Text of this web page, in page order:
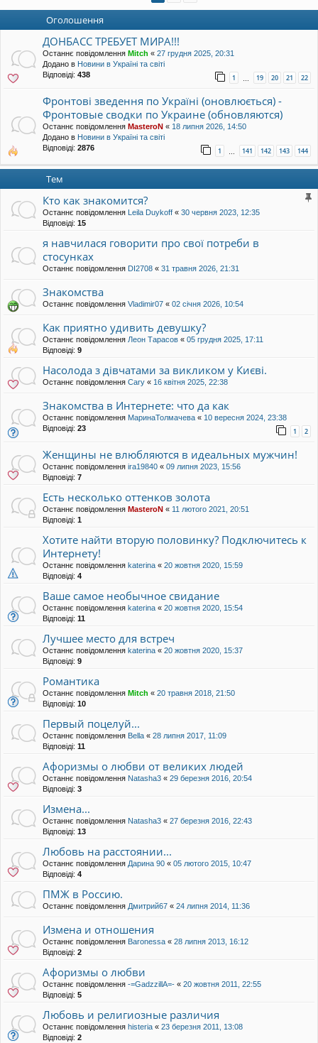
уп
Оголошення
ДОНБАСС ТРЕБУЕТ МИРА!!!
Останнє повідомлення Mitch « 27 грудня 2025, 20:31
Додано в Новини в Україні та світі
Відповіді: 438 1 … 19 20 21 22
Фронтові зведення по Україні (оновлюється) -
Фронтовые сводки по Украине (обновляются)
Останнє повідомлення MasteroN « 18 липня 2026, 14:50
Додано в Новини в Україні та світі
Відповіді: 2876 1 … 141 142 143 144
Тем
Кто как знакомится?
Останнє повідомлення Leila Duykoff « 30 червня 2023, 12:35
Відповіді: 15
я навчилася говорити про свої потреби в
стосунках
Останнє повідомлення DI2708 « 31 травня 2026, 21:31
Знакомства
Останнє повідомлення Vladimir07 « 02 січня 2026, 10:54
Как приятно удивить девушку?
Останнє повідомлення Леон Тарасов « 05 грудня 2025, 17:11
Відповіді: 9
Насолода з дівчатами за викликом у Києві.
Останнє повідомлення Cary « 16 квітня 2025, 22:38
Знакомства в Интернете: что да как
Останнє повідомлення МаринаТолмачева « 10 вересня 2024, 23:38
Відповіді: 23 1 2
Женщины не влюбляются в идеальных мужчин!
Останнє повідомлення ira19840 « 09 липня 2023, 15:56
Відповіді: 7
Есть несколько оттенков золота
Останнє повідомлення MasteroN « 11 лютого 2021, 20:51
Відповіді: 1
Хотите найти вторую половинку? Подключитесь к
Интернету!
Останнє повідомлення katerina « 20 жовтня 2020, 15:59
Відповіді: 4
Ваше самое необычное свидание
Останнє повідомлення katerina « 20 жовтня 2020, 15:54
Відповіді: 11
Лучшее место для встреч
Останнє повідомлення katerina « 20 жовтня 2020, 15:37
Відповіді: 9
Романтика
Останнє повідомлення Mitch « 20 травня 2018, 21:50
Відповіді: 10
Первый поцелуй...
Останнє повідомлення Bella « 28 липня 2017, 11:09
Відповіді: 11
Афоризмы о любви от великих людей
Останнє повідомлення Natasha3 « 29 березня 2016, 20:54
Відповіді: 3
Измена...
Останнє повідомлення Natasha3 « 27 березня 2016, 22:43
Відповіді: 13
Любовь на расстоянии...
Останнє повідомлення Дарина 90 « 05 лютого 2015, 10:47
Відповіді: 4
ПМЖ в Россию.
Останнє повідомлення Дмитрий67 « 24 липня 2014, 11:36
Измена и отношения
Останнє повідомлення Baronessa « 28 липня 2013, 16:12
Відповіді: 2
Афоризмы о любви
Останнє повідомлення -=GadzzillA=- « 20 жовтня 2011, 22:55
Відповіді: 5
Любовь и религиозные различия
Останнє повідомлення histeria « 23 березня 2011, 13:08
Відповіді: 2